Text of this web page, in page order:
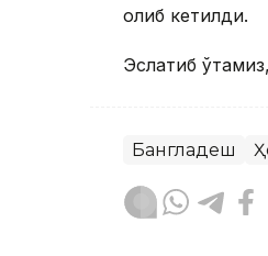
олиб кетилди.
Эслатиб
Бангладеш